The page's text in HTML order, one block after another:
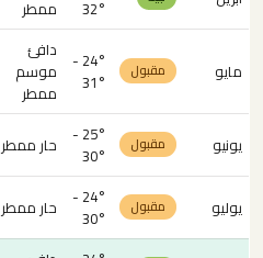
32°
ممطر
مايو مقبول
24° -
31°
دافئ
موسم
ممطر
يونيو مقبول
25° -
30°
حار ممطر
يوليو
مقبول
24° -
30°
حار ممطر